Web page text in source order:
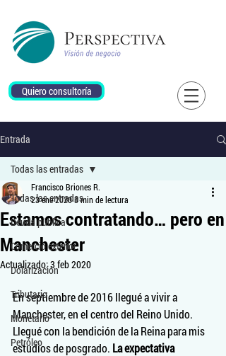
Quiero consultoría
Entrada
Todas las entradas
Deuda pública
Comercio exterior
Dolarización
Tributario
Monetario
Petróleo
Todas las entradas
Estamos contratando… pero en
Manchester
Francisco Briones R.
23 ene 20203 min de lectura
Actualizado:3 feb 2020
En septiembre de 2016 llegué a vivir a
Manchester, en el centro del Reino Unido.
Llegué con la bendición de la Reina para mis
estudios de posgrado. La expectativa